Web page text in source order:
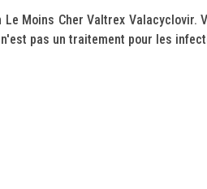
Le Moins Cher Valtrex
pas un traitement pour les